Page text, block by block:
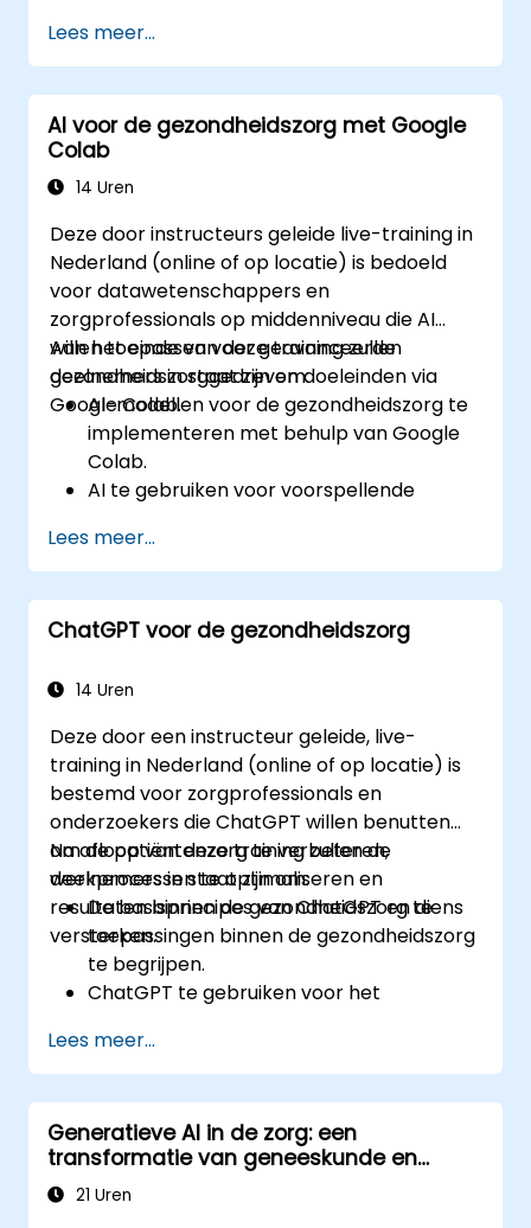
Lees meer...
AI voor de gezondheidszorg met Google
Colab
14 Uren
Deze door instructeurs geleide live-training in
Nederland (online of op locatie) is bedoeld
voor datawetenschappers en
zorgprofessionals op middenniveau die AI
willen toepassen voor geavanceerde
gezondheidszorggedreven doeleinden via
Google Colab.
Aan het einde van deze training zullen
deelnemers in staat zijn om:
AI-modellen voor de gezondheidszorg te
implementeren met behulp van Google
Colab.
AI te gebruiken voor voorspellende
gezondheidsgegevens.
Medische beelden te analyseren met
behulp van AI-gestuurde technieken.
De ethische aspecten van AI-oplossingen
Lees meer...
ChatGPT voor de gezondheidszorg
14 Uren
Deze door een instructeur geleide, live-
training in Nederland (online of op locatie) is
bestemd voor zorgprofessionals en
onderzoekers die ChatGPT willen benutten
om de patiëntenzorg te verbeteren,
werkprocessen te optimaliseren en
resultaten binnen de gezondheidszorg te
versterken.
Na afloop van deze training zullen de
deelnemers in staat zijn om:
De basisprincipes van ChatGPT en diens
toepassingen binnen de gezondheidszorg
te begrijpen.
ChatGPT te gebruiken voor het
interacties.
Met behulp van ChatGPT nauwkeurige
medische informatie te verstrekken en
ondersteuning te bieden aan patiënten.
ChatGPT toe te passen bij medisch
onderzoek en analyses.
Lees meer...
Generatieve AI in de zorg: een
transformatie van geneeskunde en
patiëntenzorg
21 Uren